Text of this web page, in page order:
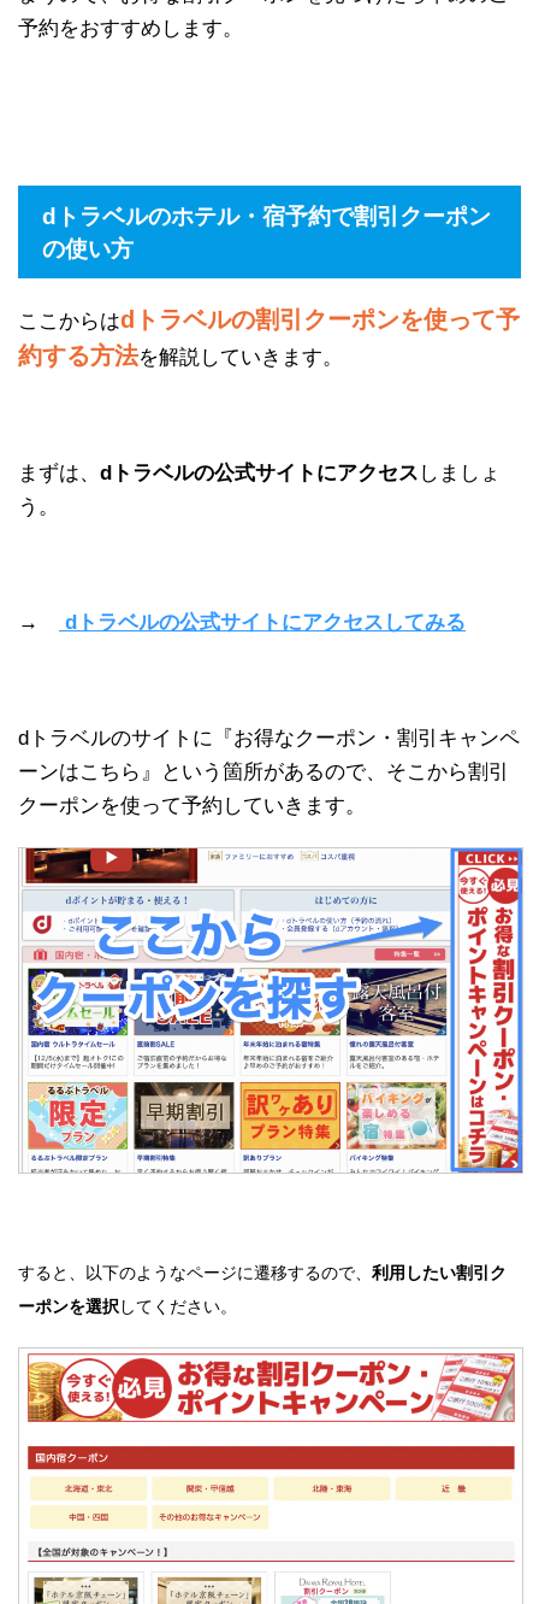
予約をおすすめします。
dトラベルのホテル・宿予約で割引クーポン
の使い方
ここからはdトラベルの割引クーポンを使って予
約する方法を解説していきます。
まずは、 dトラベルの公式サイトにアクセス しましょ
う。
→ dトラベルの公式サイトにアクセスしてみる
dトラベルのサイトに『お得なクーポン・割引キャンペ
ーンはこちら』という箇所があるので、そこから割引
クーポンを使って予約していきます。
すると、以下のようなページに遷移するので、 利用したい割引ク
ーポンを選択してください。